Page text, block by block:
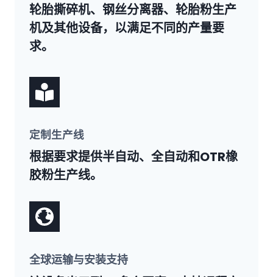
轮胎撕碎机、钢丝分离器、轮胎粉生产
机及其他设备，以满足不同的产量要
求。
定制生产线
根据要求提供半自动、全自动和OTR橡
胶粉生产线。
全球运输与安装支持